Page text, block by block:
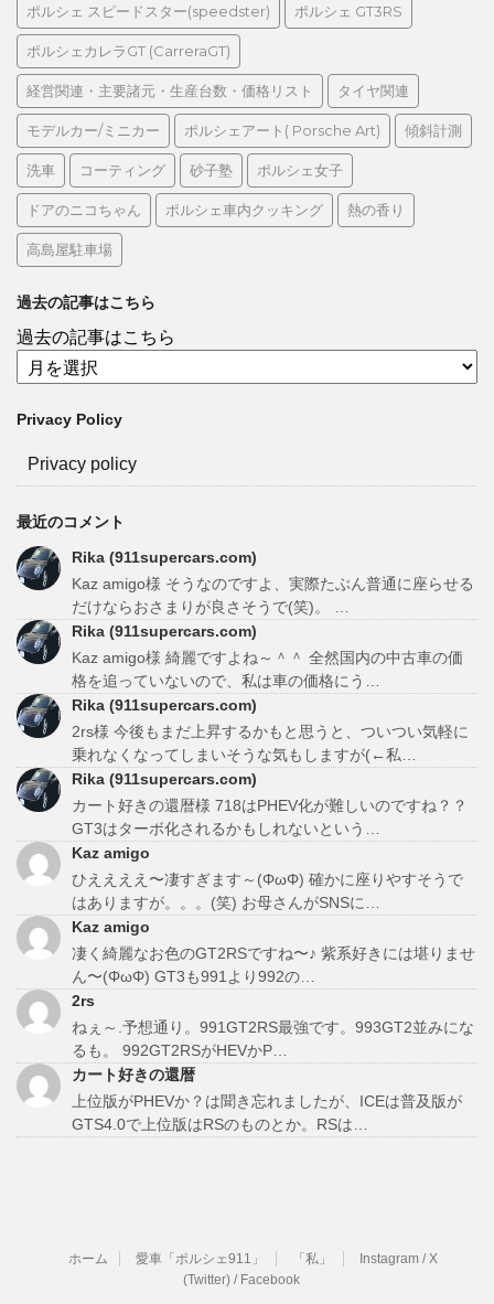
ポルシェ スピードスター(speedster) ポルシェ GT3RS
ポルシェカレラGT (CarreraGT)
経営関連・主要諸元・生産台数・価格リスト タイヤ関連
モデルカー/ミニカー ポルシェアート( Porsche Art) 傾斜計測
洗車 コーティング 砂子塾 ポルシェ女子
ドアのニコちゃん ポルシェ車内クッキング 熱の香り
高島屋駐車場
過去の記事はこちら
過去の記事はこちら
Privacy Policy
Privacy policy
最近のコメント
Rika (911supercars.com)
Kaz amigo様 そうなのですよ、実際たぶん普通に座らせる
だけならおさまりが良さそうで(笑)。 …
Rika (911supercars.com)
Kaz amigo様 綺麗ですよね～＾＾ 全然国内の中古車の価
格を追っていないので、私は車の価格にう…
Rika (911supercars.com)
2rs様 今後もまだ上昇するかもと思うと、ついつい気軽に
乗れなくなってしまいそうな気もしますが(←私…
Rika (911supercars.com)
カート好きの還暦様 718はPHEV化が難しいのですね？？
GT3はターボ化されるかもしれないという…
Kaz amigo
ひええええ〜凄すぎます～(ΦωΦ) 確かに座りやすそうで
はありますが。。。(笑) お母さんがSNSに…
Kaz amigo
凄く綺麗なお色のGT2RSですね〜♪ 紫系好きには堪りませ
ん〜(ΦωΦ) GT3も991より992の…
2rs
ねぇ～.予想通り。991GT2RS最強です。993GT2並みにな
るも。 992GT2RSがHEVかP…
カート好きの還暦
上位版がPHEVか？は聞き忘れましたが、ICEは普及版が
GTS4.0で上位版はRSのものとか。RSは…
ホーム 愛車「ポルシェ911」 「私」
Instagram / X
(Twitter) / Facebook